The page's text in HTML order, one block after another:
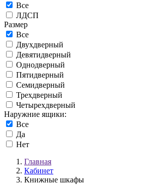
Все
ЛДСП
Размер
Все
Двухдверный
Девятидверный
Однодверный
Пятидверный
Семидверный
Трехдверный
Четырехдверный
Наружние ящики:
Все
Да
Нет
Главная
Кабинет
Книжные шкафы